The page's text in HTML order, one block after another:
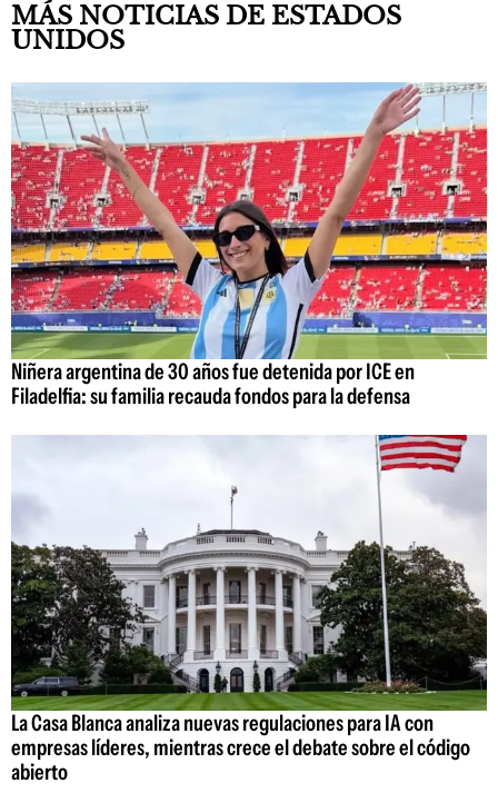
MÁS NOTICIAS DE ESTADOS
UNIDOS
Niñera argentina de 30 años fue detenida por ICE en
Filadelfia: su familia recauda fondos para la defensa
La Casa Blanca analiza nuevas regulaciones para IA con
empresas líderes, mientras crece el debate sobre el código
abierto